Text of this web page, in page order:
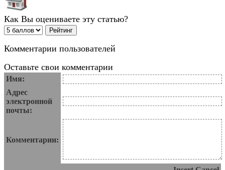
Как Вы оцениваете эту статью?
Комментарии пользователей
Оставьте свои комментарии
Имя:
Адрес
электронной
почты:
Комментарии: